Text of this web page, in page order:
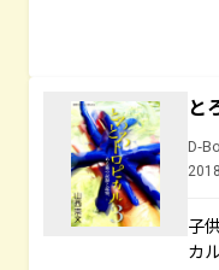
と
D-
子
カ